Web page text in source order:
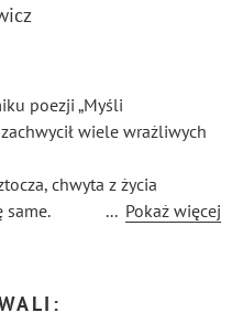
poezji „Myśli
wiele wrażliwych
chwyta z życia
same.
... Pokaż więcej